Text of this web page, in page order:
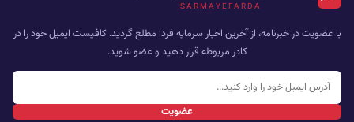
SARMAYEFARDA
با عضویت در خبرنامه، از آخرین اخبار سرمایه فردا مطلع گردید. کافیست ایمیل خود را در
کادر مربوطه قرار دهید و عضو شوید.
عضویت